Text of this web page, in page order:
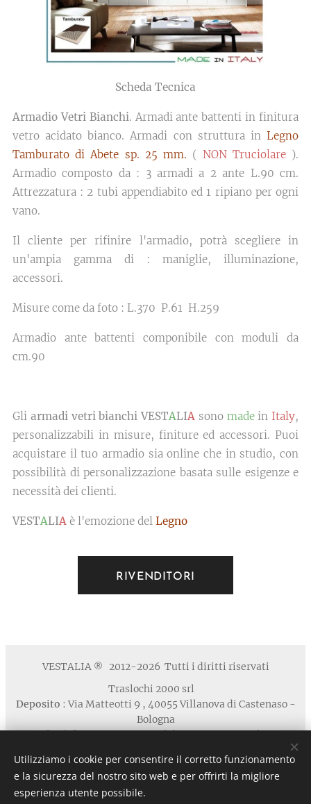
Scheda Tecnica
Armadio Vetri Bianchi. Armadi ante battenti in finitura
vetro acidato bianco. Armadi con struttura in Legno
Tamburato di Abete sp. 25 mm. ( NON Truciolare).
Armadio composto da : 3 armadi a 2 ante L.90 cm.
Attrezzatura : 2 tubi appendiabito ed 1 ripiano per ogni
vano.
Il cliente per rifinire l'armadio, potrà scegliere in
un'ampia gamma di : maniglie, illuminazione,
accessori.
Misure come da foto : L.370 P.61 H.259
Armadio ante battenti componibile con moduli da
cm.90
Gli armadi vetri bianchi VESTALIA sono madein Italy,
personalizzabili in misure, finiture ed accessori. Puoi
acquistare il tuo armadio sia online che in studio, con
possibilità di personalizzazione basata sulle esigenze e
necessità dei clienti.
VESTALIA è l'emozione del Legno
RIVENDITORI
VESTALIA ®
2012-2026 Tutti i diritti riservati
Traslochi 2000 srl
Deposito : Via Matteotti 9 , 40055 Villanova di Castenaso -
Bologna
Studio / Show Room: via Calabria 1A , 40139 Bologna
@vestaliamobili.com
P.I./C.F. 03135881203 - REA: BO-494768 - I.R.I. di Bologna
n. 03135881203 in data 05/07/2011- Cap.Soc. € 30.000,00 I.V.
Utilizziamo i cookie per consentire il corretto funzionamento
e la sicurezza del nostro sito web e per offrirti la migliore
esperienza utente possibile.